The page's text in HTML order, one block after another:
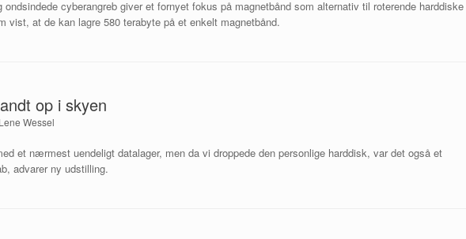
ondsindede cyberangreb giver et fornyet fokus på magnetbånd som alternativ til roterende harddiske
vist, at de kan lagre 580 terabyte på et enkelt magnetbånd.
op i skyen
Lene Wessel
et nærmest uendeligt datalager, men da vi droppede den personlige harddisk, var det også et
advarer ny udstilling.